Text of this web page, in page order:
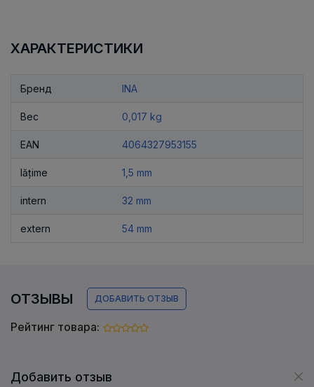
ХАРАКТЕРИСТИКИ
Бренд INA
Вес 0,017 kg
EAN 4064327953155
lățime 1,5 mm
intern 32 mm
extern 54 mm
ОТЗЫВЫ ДОБАВИТЬ ОТЗЫВ
Рейтинг товара:
Добавить отзыв